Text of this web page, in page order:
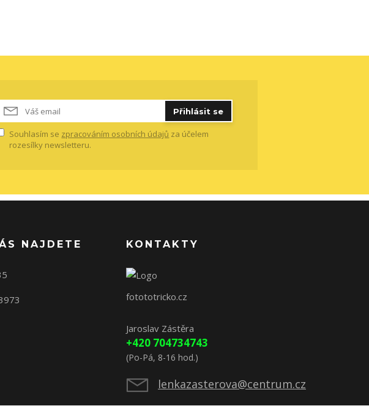
Přihlásit se
Souhlasím se zpracováním osobních údajů za účelem
rozesílky newsletteru.
NAJDETE KONTAKTY
fotototricko.cz
Jaroslav Zástěra
+420 704734743
(Po-Pá, 8-16 hod.)
lenkazasterova@centrum.cz